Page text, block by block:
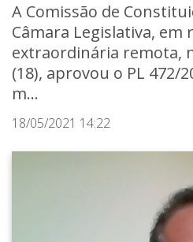
A Comissão de
Câmara Legislativa, em
extraordinária remota,
(18), aprovou o PL 472/
m...
18/05/2021 14:22